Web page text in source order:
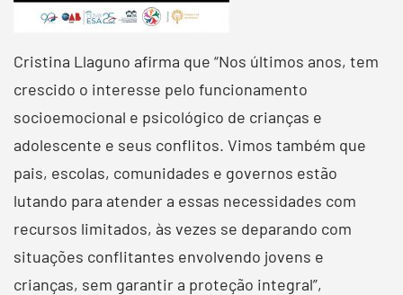
Cristina Llaguno afirma que “Nos últimos anos, tem
crescido o interesse pelo funcionamento
socioemocional e psicológico de crianças e
adolescente e seus conflitos. Vimos também que
pais, escolas, comunidades e governos estão
lutando para atender a essas necessidades com
recursos limitados, às vezes se deparando com
situações conflitantes envolvendo jovens e
crianças, sem garantir a proteção integral”,